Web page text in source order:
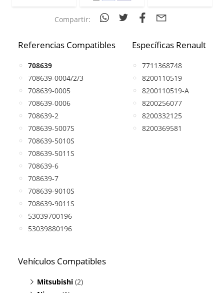
Compartir:
Referencias Compatibles
708639
708639-0004/2/3
708639-0005
708639-0006
708639-2
708639-5007S
708639-5010S
708639-5011S
708639-6
708639-7
708639-9010S
708639-9011S
53039700196
53039880196
Específicas Renault
7711368748
8200110519
8200110519-A
8200256077
8200332125
8200369581
Vehículos Compatibles
Mitsubishi (2)